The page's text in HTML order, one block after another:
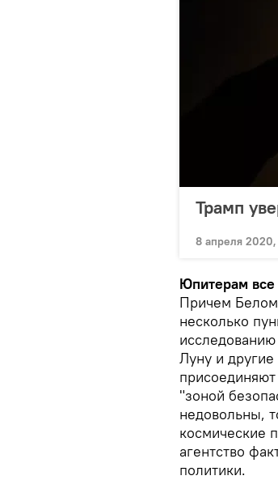
Трамп
8 апреля 2020,
Юпитерам все
Причем
несколько
Луну и
"зоной
недовольны,
космические
агентство
политики.